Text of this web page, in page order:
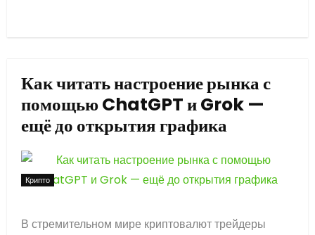
Как читать настроение рынка с
помощью ChatGPT и Grok —
ещё до открытия графика
Крипто
В стремительном мире криптовалют трейдеры